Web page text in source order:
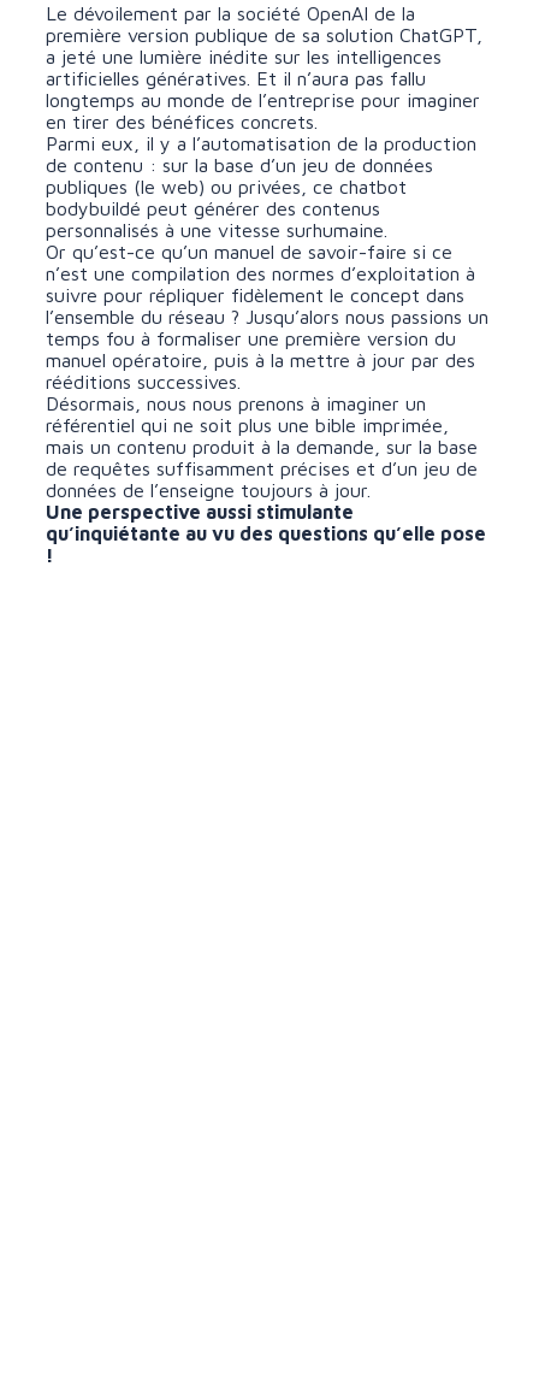
Le dévoilement par la société OpenAI de la
première version publique de sa solution ChatGPT,
a jeté une lumière inédite sur les intelligences
artificielles génératives. Et il n’aura pas fallu
longtemps au monde de l’entreprise pour imaginer
en tirer des bénéfices concrets.
Parmi eux, il y a l’automatisation de la production
de contenu : sur la base d’un jeu de données
publiques (le web) ou privées, ce chatbot
bodybuildé peut générer des contenus
personnalisés à une vitesse surhumaine.
Or qu’est-ce qu’un manuel de savoir-faire si ce
n’est une compilation des normes d’exploitation à
suivre pour répliquer fidèlement le concept dans
l’ensemble du réseau ? Jusqu’alors nous passions un
temps fou à formaliser une première version du
manuel opératoire, puis à la mettre à jour par des
rééditions successives.
Désormais, nous nous prenons à imaginer un
référentiel qui ne soit plus une bible imprimée,
mais un contenu produit à la demande, sur la base
de requêtes suffisamment précises et d’un jeu de
données de l’enseigne toujours à jour.
Une perspective aussi stimulante
qu’inquiétante au vu des questions qu’elle pose
!